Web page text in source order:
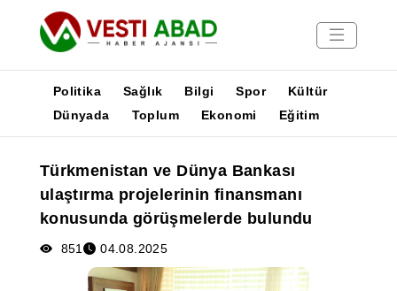
Yayınlar
Medya
Poster
Politika Sağlık Bilgi Spor
Kültür
Dünyada
Toplum Ekonomi Eğitim
Türkmenistan ve Dünya Bankası
ulaştırma projelerinin finansmanı
konusunda görüşmelerde bulundu
851 04.08.2025